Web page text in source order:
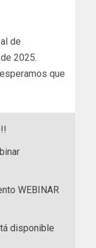
de
2025.
que
WEBINAR
disponible